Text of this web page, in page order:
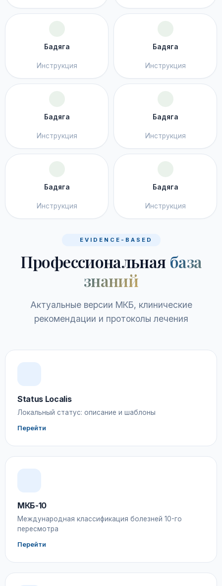
Бадяга
Инструкция
Бадяга
Инструкция
Бадяга
Инструкция
Бадяга
Инструкция
Бадяга
Инструкция
Бадяга
Инструкция
EVIDENCE-BASED
Профессиональная база
знаний
Актуальные версии МКБ, клинические
рекомендации и протоколы лечения
Status Localis
Локальный статус: описание и шаблоны
Перейти
МКБ-10
Международная классификация болезней 10-го
пересмотра
Перейти